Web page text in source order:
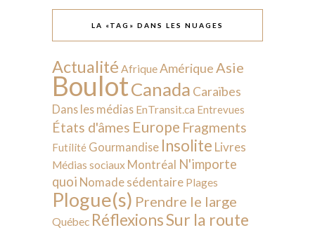
LA «TAG» DANS LES NUAGES
Actualité AfriqueAmérique Asie
BoulotCanada Caraïbes
Dans les médias EnTransit.ca Entrevues
États d'âmes Europe Fragments
Futilité Gourmandise Insolite Livres
Médias sociaux Montréal N'importe
quoi Nomade sédentaire Plages
Plogue(s) Prendre le large
Québec RéflexionsSur la route